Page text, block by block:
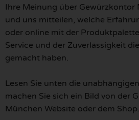
Ihre Meinung über
und uns mitteilen, welche
oder online mit der
Service und der Zuverlässigkeit
gemacht haben.
Lesen Sie unten die
machen Sie sich ein Bild von der
München Website oder dem Shop.